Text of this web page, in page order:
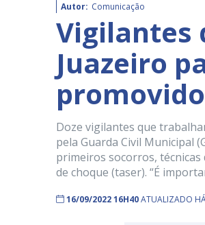
Autor: Comunicação
Vigilantes
Juazeiro
Doze vigilantes que
pela Guarda Civil Municipal
primeiros socorros,
de choque (taser). “É
16/09/2022 16H40ATUALIZADO